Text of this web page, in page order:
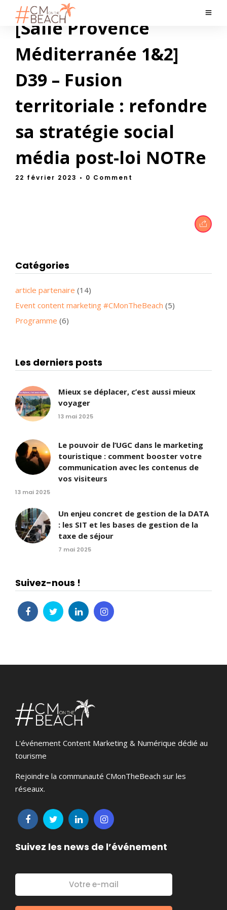
[Salle Provence
Méditerranée 1&2]
D39 – Fusion
territoriale : refondre
sa stratégie social
média post-loi NOTRe
22 février 2023 • 0 Comment
Catégories
article partenaire (14)
Event content marketing #CMonTheBeach (5)
Programme (6)
Les derniers posts
Mieux se déplacer, c’est aussi mieux
voyager
13 mai 2025
Le pouvoir de l’UGC dans le marketing
touristique : comment booster votre
communication avec les contenus de
vos visiteurs
13 mai 2025
Un enjeu concret de gestion de la DATA
: les SIT et les bases de gestion de la
taxe de séjour
7 mai 2025
Suivez-nous !
L'événement Content Marketing & Numérique dédié au
tourisme
Rejoindre la communauté CMonTheBeach sur les
réseaux.
Suivez les news de l’événement